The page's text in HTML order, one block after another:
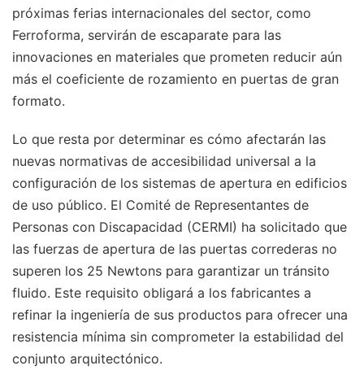
próximas ferias internacionales del sector, como
Ferroforma, servirán de escaparate para las
innovaciones en materiales que prometen reducir aún
más el coeficiente de rozamiento en puertas de gran
formato.
Lo que resta por determinar es cómo afectarán las
nuevas normativas de accesibilidad universal a la
configuración de los sistemas de apertura en edificios
de uso público. El Comité de Representantes de
Personas con Discapacidad (CERMI) ha solicitado que
las fuerzas de apertura de las puertas correderas no
superen los 25 Newtons para garantizar un tránsito
fluido. Este requisito obligará a los fabricantes a
refinar la ingeniería de sus productos para ofrecer una
resistencia mínima sin comprometer la estabilidad del
conjunto arquitectónico.